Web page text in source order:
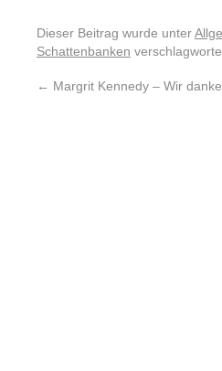
Dieser Beitrag wurde unter
Schattenbanken
← Margrit Kennedy – Wir